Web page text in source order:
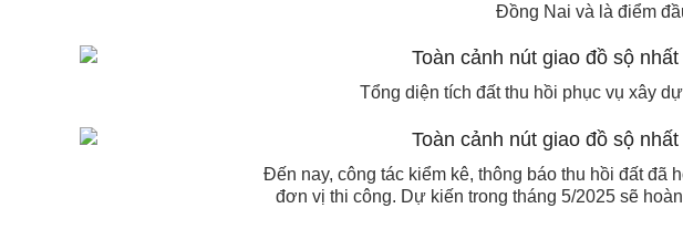
Đồng Nai và là điểm
Tổng diện tích đất thu hồi phục vụ xây
Đến nay, công tác kiểm kê, thông báo thu hồi đất đã
đơn vị thi công. Dự kiến trong tháng 5/2025 sẽ